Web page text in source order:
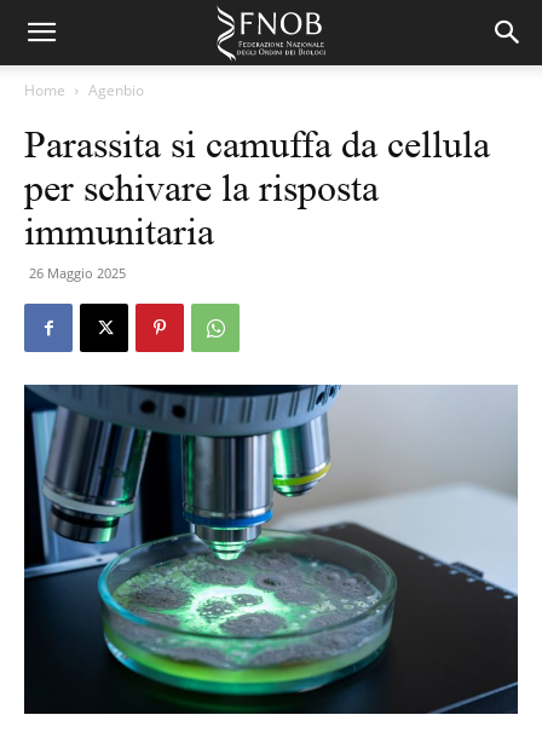
Home Agenbio
Parassita si camuffa da cellula
per schivare la risposta
immunitaria
26 Maggio 2025